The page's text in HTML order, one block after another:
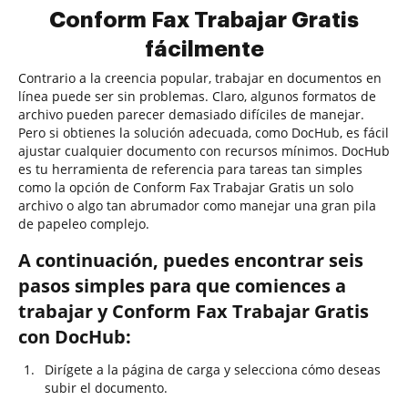
Conform Fax Trabajar Gratis
fácilmente
Contrario a la creencia popular, trabajar en documentos en
línea puede ser sin problemas. Claro, algunos formatos de
archivo pueden parecer demasiado difíciles de manejar.
Pero si obtienes la solución adecuada, como DocHub, es fácil
ajustar cualquier documento con recursos mínimos. DocHub
es tu herramienta de referencia para tareas tan simples
como la opción de Conform Fax Trabajar Gratis un solo
archivo o algo tan abrumador como manejar una gran pila
de papeleo complejo.
A continuación, puedes encontrar seis
pasos simples para que comiences a
trabajar y Conform Fax Trabajar Gratis
con DocHub:
Dirígete a la página de carga y selecciona cómo deseas
subir el documento.